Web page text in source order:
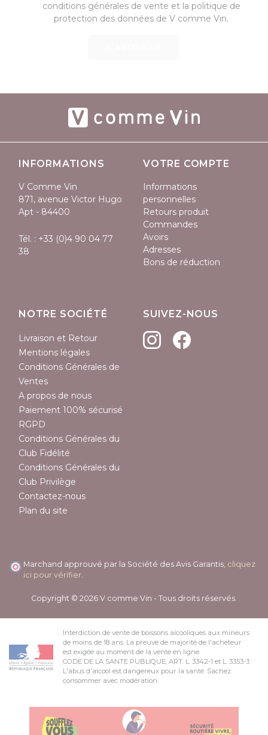
conditions générales de vente et la politique de
protection des données de V comme Vin.
INFORMATIONS
V Comme Vin
871, avenue Victor Hugo
Apt - 84400
Tél. : +33 (0)4 90 04 77
38
VOTRE COMPTE
Informations
personnelles
Retours produit
Commandes
Avoirs
Adresses
Bons de réduction
NOTRE SOCIÉTÉ
Livraison et Retour
Mentions légales
Conditions Générales de
Ventes
A propos de nous
Paiement 100% sécurisé
RGPD
Conditions Générales du
Club Fidélité
Conditions Générales du
Club Privilège
Contactez-nous
Plan du site
SUIVEZ-NOUS
Marchand approuvé par la Société des Avis Garantis, cliquez
ici pour vérifier.
Copyright © 2026 V comme Vin - Tous droits réservés.
Interdiction de vente de boissons alcooliques aux mineurs
de moins de 18 ans. La preuve de majorité de l'acheteur
est exigée au moment de la vente en ligne.
CODE DE LA SANTE PUBLIQUE, ART. L. 3342-1 et L. 3353-3
L'abus d'alcool est dangereux pour la santé. Sachez
consommer avec modération.